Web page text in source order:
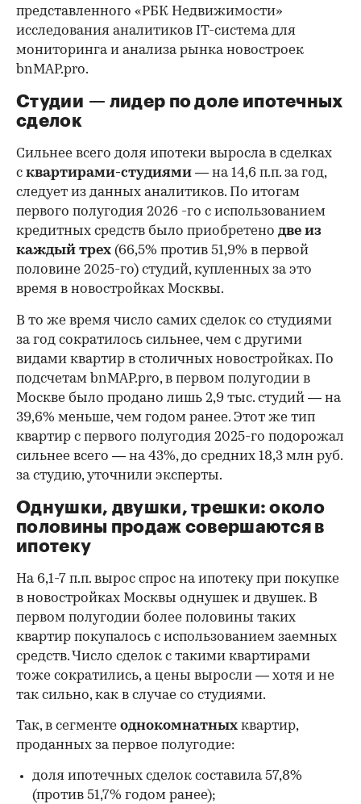
представленного «РБК Недвижимости»
исследования аналитиков IT-система для
мониторинга и анализа рынка новостроек
bnMAP.pro.
Студии — лидер по доле ипотечных
сделок
Сильнее всего доля ипотеки выросла в сделках
с квартирами-студиями — на 14,6 п.п. за год,
следует из данных аналитиков. По итогам
первого полугодия 2026 -го с использованием
кредитных средств было приобретено две из
каждый трех (66,5% против 51,9% в первой
половине 2025-го) студий, купленных за это
время в новостройках Москвы.
00:00 / 00:00
В то же время число самих сделок со студиями
за год сократилось сильнее, чем с другими
видами квартир в столичных новостройках. По
подсчетам bnMAP.pro, в первом полугодии в
Москве было продано лишь 2,9 тыс. студий — на
39,6% меньше, чем годом ранее. Этот же тип
квартир с первого полугодия 2025-го подорожал
сильнее всего — на 43%, до средних 18,3 млн руб.
за студию, уточнили эксперты.
Однушки, двушки, трешки: около
половины продаж совершаются в
ипотеку
На 6,1-7 п.п. вырос спрос на ипотеку при покупке
в новостройках Москвы однушек и двушек. В
первом полугодии более половины таких
квартир покупалось с использованием заемных
средств. Число сделок с такими квартирами
тоже сократились, а цены выросли — хотя и не
так сильно, как в случае со студиями.
Так, в сегменте однокомнатных квартир,
проданных за первое полугодие:
доля ипотечных сделок составила 57,8%
(против 51,7% годом ранее);